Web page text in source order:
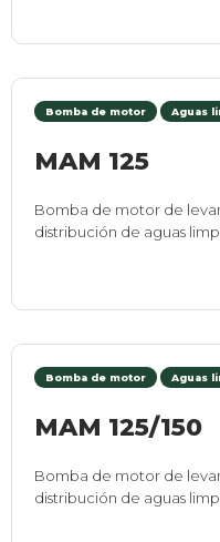
Bomba de motor Aguas
MAM 125
Bomba de motor de
distribución de aguas
Bomba de motor Aguas
MAM 125/150
Bomba de motor de
distribución de aguas